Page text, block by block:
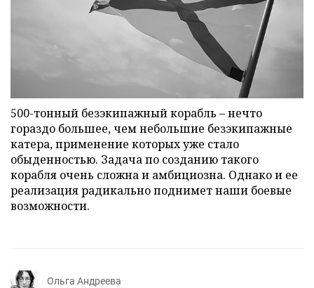
500-тонный безэкипажный корабль – нечто
гораздо большее, чем небольшие безэкипажные
катера, применение которых уже стало
обыденностью. Задача по созданию такого
корабля очень сложна и амбициозна. Однако и ее
реализация радикально поднимет наши боевые
возможности.
Ольга Андреева